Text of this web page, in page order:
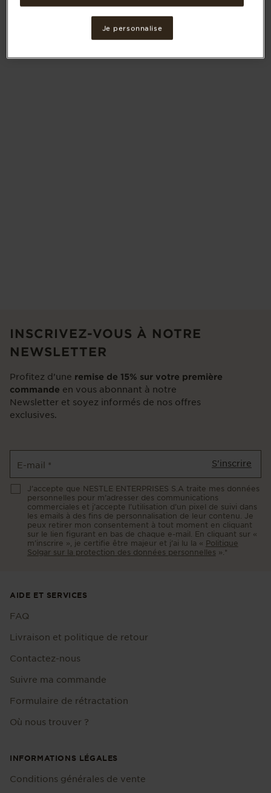
INSCRIVEZ-VOUS À NOTRE
NEWSLETTER
Profitez d’une remise de 15% sur votre première
commande en vous abonnant à notre
Newsletter et soyez informés de nos offres
exclusives.
E-mail * S'inscrire
J’accepte que NESTLE ENTERPRISES S.A traite mes données
personnelles pour m’adresser des communications
commerciales et j’accepte l’utilisation d’un pixel de suivi dans
les emails à des fins de personnalisation de leur contenu. Je
peux retirer mon consentement à tout moment en cliquant
sur le lien figurant en bas de chaque e-mail. En cliquant sur «
m’inscrire », je certifie être majeur et j’ai lu la « Politique
Solgar sur la protection des données personnelles ».*
AIDE ET SERVICES
FAQ
Livraison et politique de retour
Contactez-nous
Suivre ma commande
Formulaire de rétractation
Où nous trouver ?
INFORMATIONS LÉGALES
Conditions générales de vente
Je personnalise